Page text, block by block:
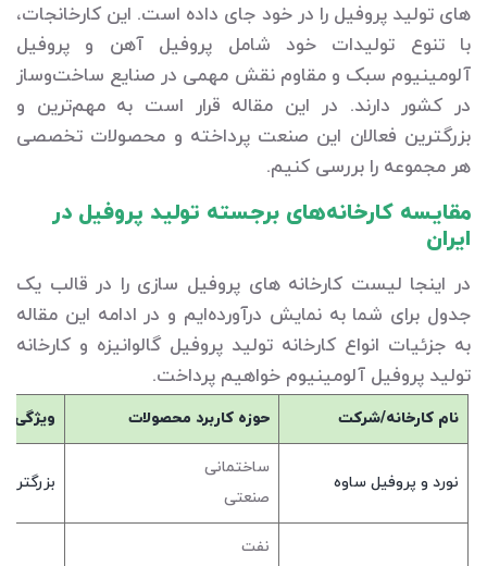
های تولید پروفیل را در خود جای داده است. این کارخانجات،
با تنوع تولیدات خود شامل پروفیل آهن و پروفیل
آلومینیوم سبک و مقاوم نقش مهمی در صنایع ساخت‌وساز
در کشور دارند. در این مقاله قرار است به مهم‌ترین و
بزرگترین فعالان این صنعت پرداخته و محصولات تخصصی
هر مجموعه را بررسی کنیم.
مقایسه کارخانه‌های برجسته تولید پروفیل در
ایران
در اینجا لیست کارخانه های پروفیل سازی را در قالب یک
جدول برای شما به نمایش درآورده‌ایم و در ادامه این مقاله
به جزئیات انواع کارخانه تولید پروفیل گالوانیزه و کارخانه
تولید پروفیل آلومینیوم خواهیم پرداخت.
نام کارخانه/شرکت حوزه کاربرد محصولات ویژگی
نورد و پروفیل ساوه
ساختمانی
صنعتی
نفت